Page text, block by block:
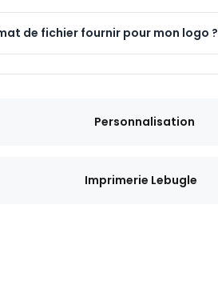
de fichier fournir pour mon logo ?
Personnalisation
Imprimerie Lebugle